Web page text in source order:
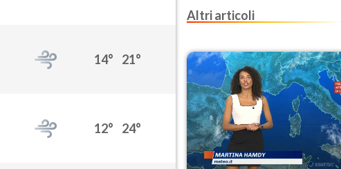
14° 21°
12° 24°
Altri articoli